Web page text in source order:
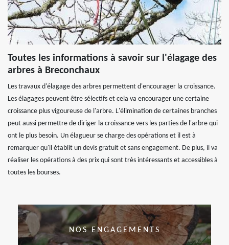
Toutes les informations à savoir sur l'élagage des
arbres à Breconchaux
Les travaux d'élagage des arbres permettent d'encourager la croissance.
Les élagages peuvent être sélectifs et cela va encourager une certaine
croissance plus vigoureuse de l'arbre. L'élimination de certaines branches
peut aussi permettre de diriger la croissance vers les parties de l'arbre qui
ont le plus besoin. Un élagueur se charge des opérations et il est à
remarquer qu'il établit un devis gratuit et sans engagement. De plus, il va
réaliser les opérations à des prix qui sont très intéressants et accessibles à
toutes les bourses.
NOS ENGAGEMENTS